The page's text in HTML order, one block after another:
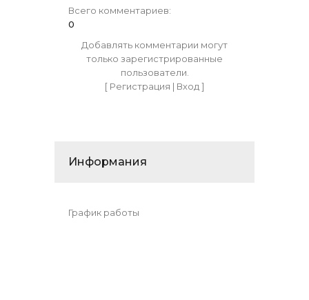
Всего комментариев:
0
Добавлять комментарии могут
только зарегистрированные
пользователи.
[ Регистрация | Вход]
Информания
График работы